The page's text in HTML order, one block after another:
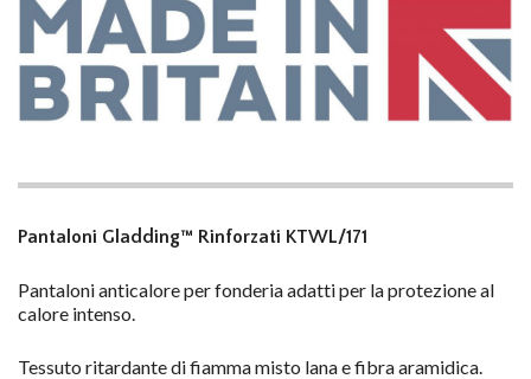
Pantaloni Gladding™ Rinforzati KTWL/171
Pantaloni anticalore per fonderia adatti per la protezione al
calore intenso.
Tessuto ritardante di fiamma misto lana e fibra aramidica.